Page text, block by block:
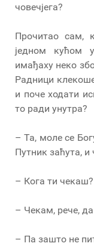
човечјега?
Прочитао сам,
једном кућом
имађаху неко
Радници
и поче ходати
то ради унутра?
– Та, моле се
Путник заћута, и
– Кога ти
– Чекам, рече,
– Па зашто не